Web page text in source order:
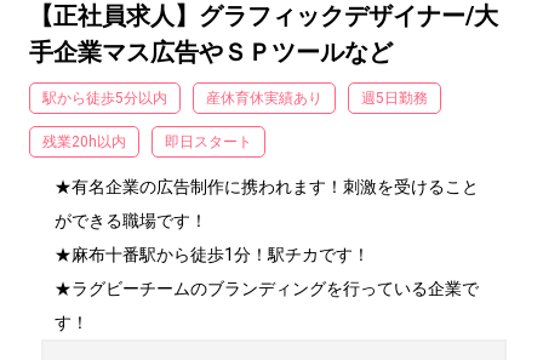
【正社員求人】グラフィックデザイナー/大
手企業マス広告やＳＰツールなど
駅から徒歩5分以内 産休育休実績あり 週5日勤務
残業20h以内 即日スタート
★有名企業の広告制作に携われます！刺激を受けること
ができる職場です！
★麻布十番駅から徒歩1分！駅チカです！
★ラグビーチームのブランディングを行っている企業で
す！